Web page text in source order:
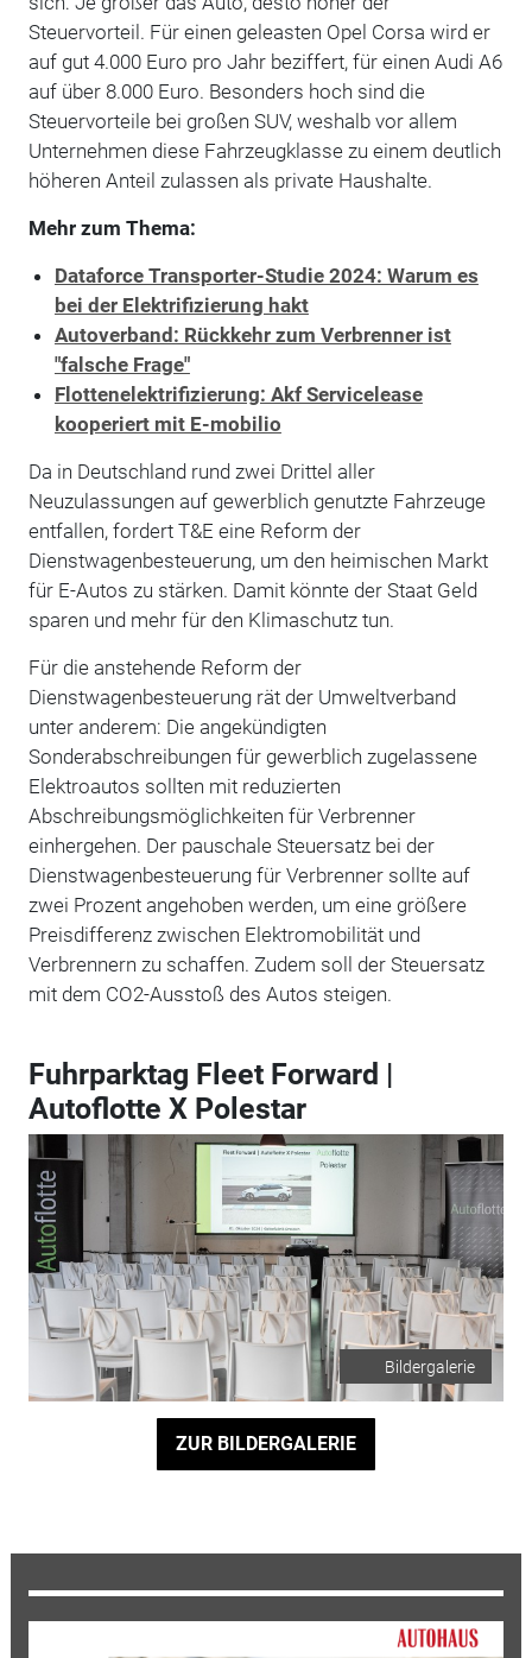
Steuervorteil. Für einen geleasten Opel Corsa wird er
auf gut 4.000 Euro pro Jahr beziffert, für einen Audi A6
auf über 8.000 Euro. Besonders hoch sind die
Steuervorteile bei großen SUV, weshalb vor allem
Unternehmen diese Fahrzeugklasse zu einem deutlich
höheren Anteil zulassen als private Haushalte.
Mehr zum Thema:
Dataforce Transporter-Studie 2024: Warum es
bei der Elektrifizierung hakt
Autoverband: Rückkehr zum Verbrenner ist
"falsche Frage"
Flottenelektrifizierung: Akf Servicelease
kooperiert mit E-mobilio
Da in Deutschland rund zwei Drittel aller
Neuzulassungen auf gewerblich genutzte Fahrzeuge
entfallen, fordert T&E eine Reform der
Dienstwagenbesteuerung, um den heimischen Markt
für E-Autos zu stärken. Damit könnte der Staat Geld
sparen und mehr für den Klimaschutz tun.
Für die anstehende Reform der
Dienstwagenbesteuerung rät der Umweltverband
unter anderem: Die angekündigten
Sonderabschreibungen für gewerblich zugelassene
Elektroautos sollten mit reduzierten
Abschreibungsmöglichkeiten für Verbrenner
einhergehen. Der pauschale Steuersatz bei der
Dienstwagenbesteuerung für Verbrenner sollte auf
zwei Prozent angehoben werden, um eine größere
Preisdifferenz zwischen Elektromobilität und
Verbrennern zu schaffen. Zudem soll der Steuersatz
mit dem CO2-Ausstoß des Autos steigen.
Fuhrparktag Fleet Forward |
Autoflotte X Polestar
Bildergalerie
ZUR BILDERGALERIE